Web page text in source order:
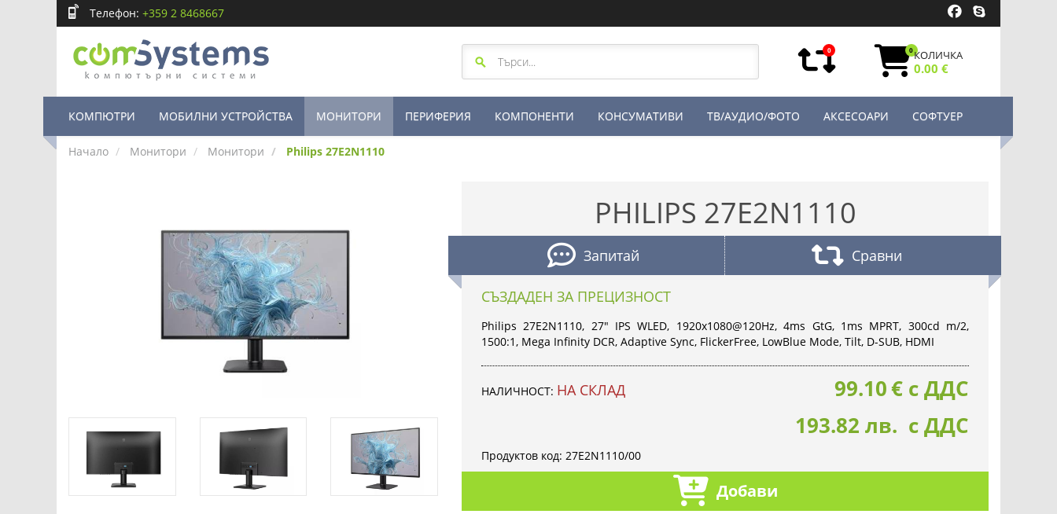
Телефон: +359 2 8468667
0 0КОЛИЧКА
0.00 €
КОМПЮТРИ МОБИЛНИ УСТРОЙСТВА МОНИТОРИ ПЕРИФЕРИЯ КОМПОНЕНТИ КОНСУМАТИВИ ТВ/АУДИО/ФОТО АКСЕСОАРИ СОФТУЕР
Начало Монитори Монитори Philips 27E2N1110
PHILIPS 27E2N1110
Запитай Сравни
СЪЗДАДЕН ЗА ПРЕЦИЗНОСТ
Philips 27E2N1110, 27" IPS WLED, 1920x1080@120Hz, 4ms GtG, 1ms MPRT, 300cd m/2,
1500:1, Mega Infinity DCR, Adaptive Sync, FlickerFree, LowBlue Mode, Tilt, D-SUB, HDMI
НАЛИЧНОСТ: НА СКЛАД 99.10€ с ДДС
193.82 лв. с ДДС
Продуктов код: 27E2N1110/00
Добави